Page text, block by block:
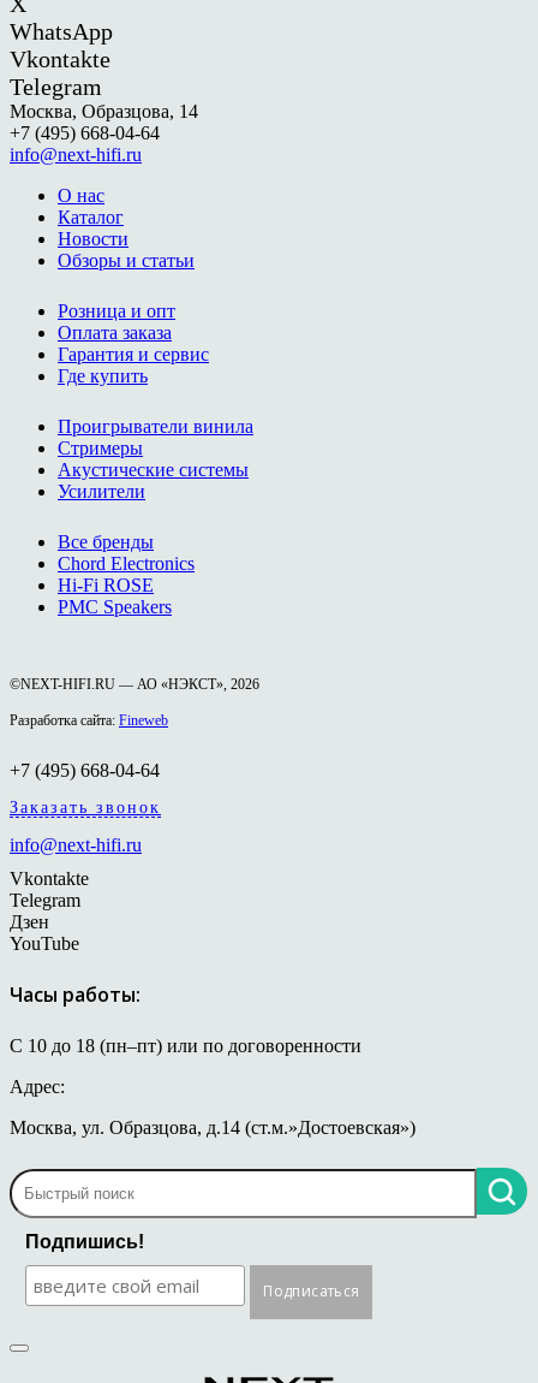
WhatsApp
Vkontakte
Telegram
Москва, Образцова, 14
+7 (495) 668-04-64
info@next-hifi.ru
О нас
Каталог
Новости
Обзоры и статьи
Розница и опт
Оплата заказа
Гарантия и сервис
Где купить
Проигрыватели винила
Стримеры
Акустические системы
Усилители
Все бренды
Chord Electronics
Hi-Fi ROSE
PMC Speakers
©NEXT-HIFI.RU — АО «НЭКСТ», 2026
Разработка сайта: Fineweb
+7 (495) 668-04-64
Заказать звонок
info@next-hifi.ru
Vkontakte
Telegram
Дзен
YouTube
Часы работы:
С 10 до 18 (пн–пт) или по договоренности
Адрес:
Москва, ул. Образцова, д.14 (ст.м.»Достоевская»)
Подпишись!